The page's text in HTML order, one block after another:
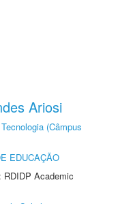
Ariosi
(Câmpus
EDUCAÇÃO
Academic